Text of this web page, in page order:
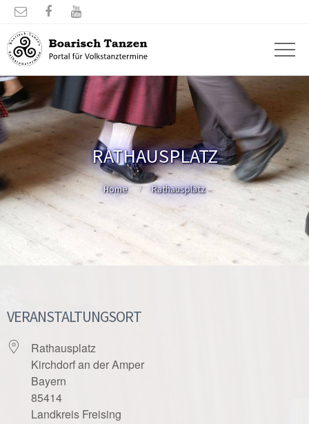
  
RATHAUSPLATZ
Home Rathausplatz
VERANSTALTUNGSORT
Rathausplatz
Kirchdorf an der Amper
Bayern
85414
Landkreis Freising